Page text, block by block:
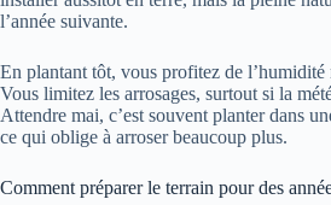
l’année suivante.
En plantant tôt, vous profitez de l’humidité
Vous limitez les arrosages, surtout si la
Attendre mai, c’est souvent planter dans
ce qui oblige à arroser beaucoup plus.
Comment préparer le terrain pour des